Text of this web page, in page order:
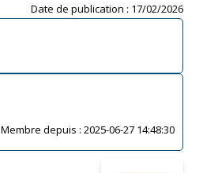
Date de publication : 17/02/2026
Membre depuis : 2025-06-27 14:48:30